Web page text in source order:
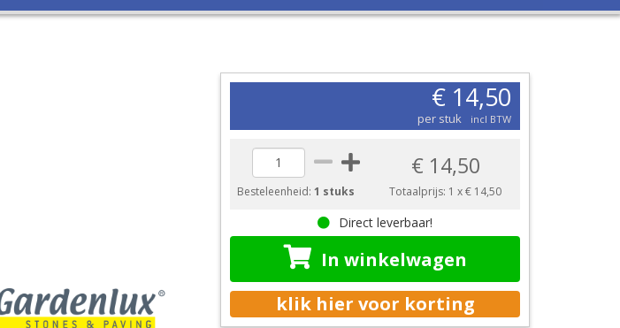
€ 14,50
per stuk incl BTW
Besteleenheid:1 stuks
€ 14,50
Totaalprijs: 1 x€ 14,50
Direct leverbaar!
In winkelwagen
klik hier voor korting